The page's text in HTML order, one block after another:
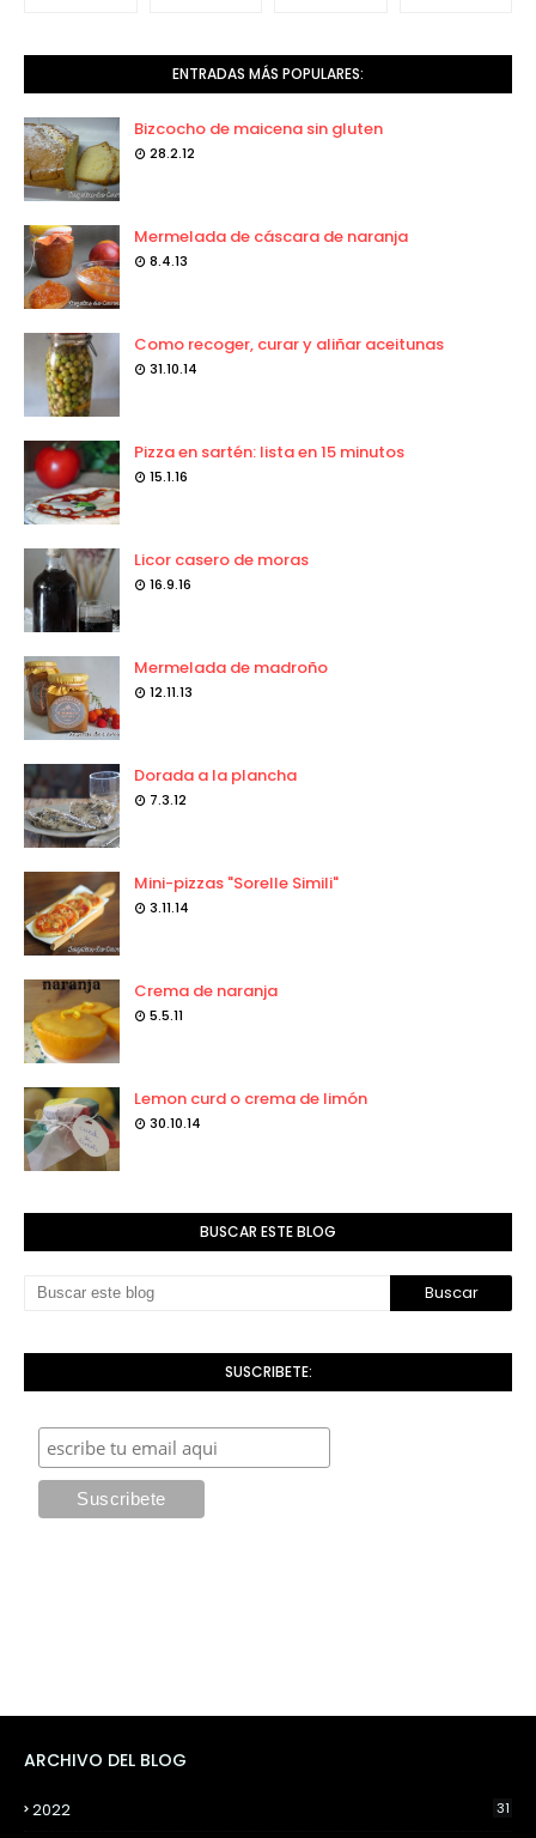
ENTRADAS MÁS POPULARES:
Bizcocho de maicena sin gluten
28.2.12
Mermelada de cáscara de naranja
8.4.13
Como recoger, curar y aliñar aceitunas
31.10.14
Pizza en sartén: lista en 15 minutos
15.1.16
Licor casero de moras
16.9.16
Mermelada de madroño
12.11.13
Dorada a la plancha
7.3.12
Mini-pizzas "Sorelle Simili"
3.11.14
Crema de naranja
5.5.11
Lemon curd o crema de limón
30.10.14
BUSCAR ESTE BLOG
SUSCRIBETE:
ARCHIVO DEL BLOG
2022 31